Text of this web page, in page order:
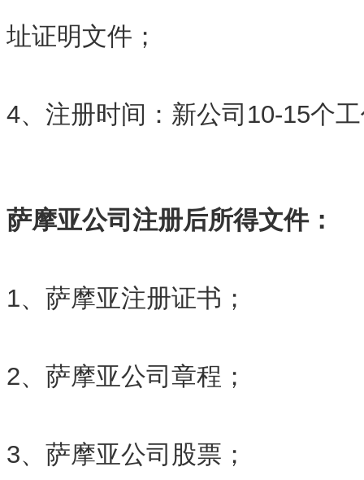
址证明文件；
4、注册时间：新公司10-15个
萨摩亚公司注册后所得文件：
1、萨摩亚注册证书；
2、萨摩亚公司章程；
3、萨摩亚公司股票；